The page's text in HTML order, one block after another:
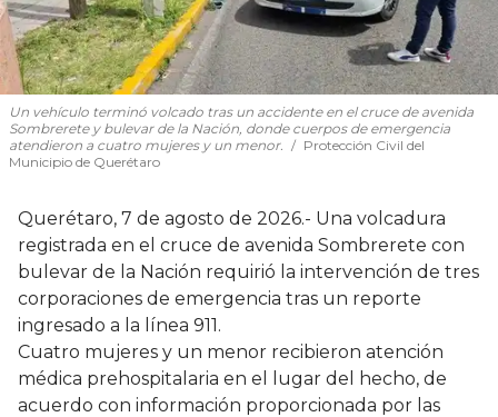
Un vehículo terminó volcado tras un accidente en el cruce de avenida
Sombrerete y bulevar de la Nación, donde cuerpos de emergencia
atendieron a cuatro mujeres y un menor.
Protección Civil del
Municipio de Querétaro
Querétaro, 7 de agosto de 2026.- Una volcadura
registrada en el cruce de avenida Sombrerete con
bulevar de la Nación requirió la intervención de tres
corporaciones de emergencia tras un reporte
ingresado a la línea 911.
Cuatro mujeres y un menor recibieron atención
médica prehospitalaria en el lugar del hecho, de
acuerdo con información proporcionada por las